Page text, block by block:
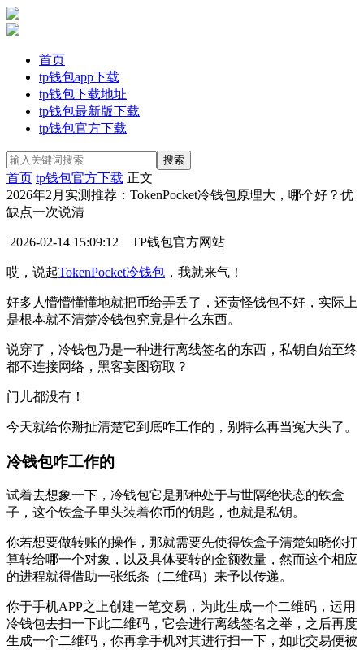
首页
tp钱包app下载
tp钱包下载地址
tp钱包最新版下载
tp钱包官方下载
首页 tp钱包官方下载 正文
2026年2月实测推荐：TokenPocket冷钱包原理大，哪个好？优
缺点一次说清
2026-02-14 15:09:12 TP钱包官方网站
哎，说起TokenPocket冷钱包 ，我就来气！
好多人懵懵懂懂地就把币给弄丢了，还责怪钱包不好，实际上
是根本就不清楚冷钱包究竟是什么东西。
说穿了，冷钱包乃是一种进行离线签名的东西，私钥自始至终
都不连接网络，黑客妄图窃取？
门儿都没有！
今天就给你掰扯清楚它到底咋工作的，别特么再当冤大头了。
冷钱包咋工作的
试着去想象一下，冷钱包它是那种处于与世隔绝状态的铁盒
子，这个铁盒子里头装着你币的钥匙，也就是私钥。
你若想要做转账的操作，那就需要先使得铁盒子清楚知晓你打
算转给哪一个对象，以及具体要转的金额数量，然而这个相应
的进程就得借助一张纸条（二维码）来予以传递。
你于手机APP之上创建一笔交易，为此生成一个二维码，运用
冷钱包去扫一下此二维码，它会进行离线签名之举，之后再度
生成一个二维码，你再拿手机对其进行扫一下，如此交易便被